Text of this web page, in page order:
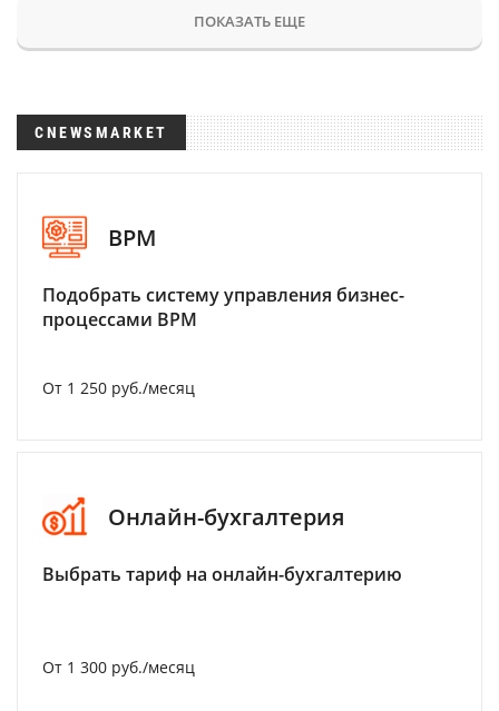
ПОКАЗАТЬ ЕЩЕ
CNEWSMARKET
BPM
Подобрать систему управления бизнес-
процессами BPM
От 1 250 руб./месяц
Онлайн-бухгалтерия
Выбрать тариф на онлайн-бухгалтерию
От 1 300 руб./месяц